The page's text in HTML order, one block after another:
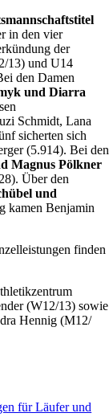
in den vier
der
13) und U14
den Damen
und Diarra
Schmidt, Lana
sicherten sich
(5.914). Bei den
Magnus Pölkner
Über den
und
kamen Benjamin
finden
(W12/13) sowie
Hennig (M12/
für Läufer und